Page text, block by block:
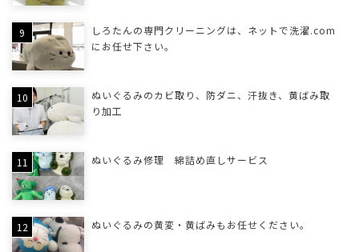
しろたんの専門クリーニングは、ネットで洗濯.com
にお任せ下さい。
ぬいぐるみのカビ取り、防ダニ、汗抜き、黄ばみ取
り加工
ぬいぐるみ修理 綿詰め直しサービス
ぬいぐるみの黄変・黄ばみもお任せください。